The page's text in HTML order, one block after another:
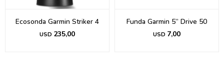
Ecosonda Garmin Striker 4
USD 235,00
Funda Garmin 5” Drive 50
USD 7,00